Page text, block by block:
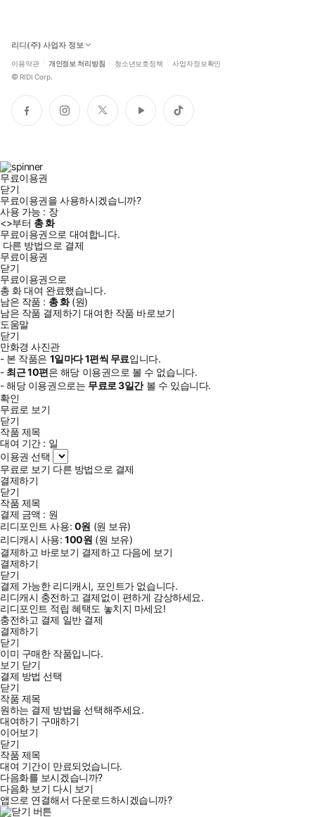
리디(주) 사업자 정보
이용약관 개인정보 처리방침 청소년보호정책 사업자정보확인
© RIDI Corp.
페
이
인
스
트
위
유
튜
틱
톡
무료이용권
닫기
무료이용권을 사용하시겠습니까?
사용 가능 : 장
<>부터 총화
무료이용권으로 대여합니다.
다른 방법으로 결제
무료이용권
닫기
무료이용권으로
총 화대여 완료했습니다.
남은 작품 : 총화(원)
남은 작품 결제하기 대여한 작품 바로보기
도움말
닫기
만화경 사진관
- 본 작품은 1일마다1편씩 무료입니다.
- 최근10편은 해당 이용권으로 볼 수 없습니다.
- 해당 이용권으로는 무료로3일간볼 수 있습니다.
확인
무료로 보기
닫기
작품 제목
대여 기간 : 일
이용권 선택
무료로 보기 다른 방법으로 결제
결제하기
닫기
작품 제목
결제 금액 : 원
리디포인트 사용: 0원 (원 보유)
리디캐시 사용:100원 (원 보유)
결제하고 바로보기 결제하고 다음에 보기
결제하기
닫기
결제 가능한 리디캐시, 포인트가 없습니다.
리디캐시 충전하고 결제없이 편하게 감상하세요.
리디포인트 적립 혜택도 놓치지 마세요!
충전하고 결제 일반 결제
결제하기
닫기
이미 구매한 작품입니다.
보기 닫기
결제 방법 선택
닫기
작품 제목
원하는 결제 방법을 선택해주세요.
대여하기 구매하기
이어보기
닫기
작품 제목
대여 기간이 만료되었습니다.
다음화를 보시겠습니까?
다음화 보기 다시 보기
앱으로 연결해서 다운로드하시겠습니까?